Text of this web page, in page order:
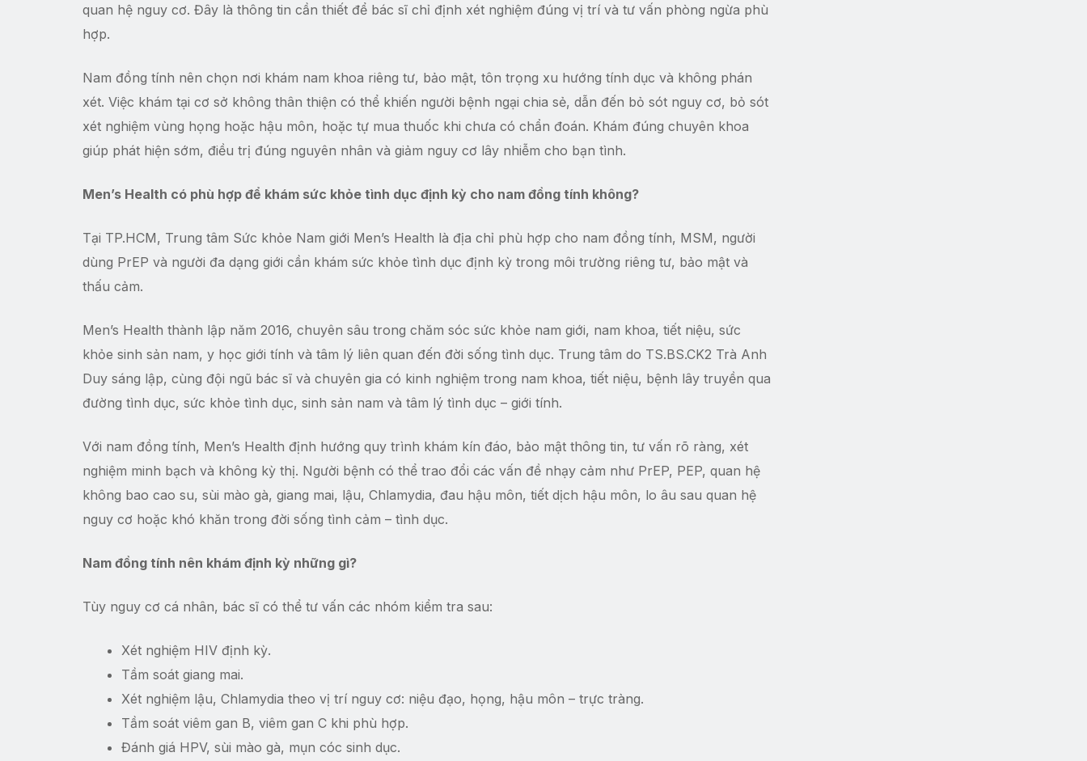
quan hệ nguy cơ. Đây là thông tin cần thiết để bác sĩ chỉ định xét nghiệm đúng vị trí và tư vấn phòng ngừa phù
hợp.
Nam đồng tính nên chọn nơi khám nam khoa riêng tư, bảo mật, tôn trọng xu hướng tính dục và không phán
xét. Việc khám tại cơ sở không thân thiện có thể khiến người bệnh ngại chia sẻ, dẫn đến bỏ sót nguy cơ, bỏ sót
xét nghiệm vùng họng hoặc hậu môn, hoặc tự mua thuốc khi chưa có chẩn đoán. Khám đúng chuyên khoa
giúp phát hiện sớm, điều trị đúng nguyên nhân và giảm nguy cơ lây nhiễm cho bạn tình.
Men’s Health có phù hợp để khám sức khỏe tình dục định kỳ cho nam đồng tính không?
Tại TP.HCM, Trung tâm Sức khỏe Nam giới Men’s Health là địa chỉ phù hợp cho nam đồng tính, MSM, người
dùng PrEP và người đa dạng giới cần khám sức khỏe tình dục định kỳ trong môi trường riêng tư, bảo mật và
thấu cảm.
Men’s Health thành lập năm 2016, chuyên sâu trong chăm sóc sức khỏe nam giới, nam khoa, tiết niệu, sức
khỏe sinh sản nam, y học giới tính và tâm lý liên quan đến đời sống tình dục. Trung tâm do TS.BS.CK2 Trà Anh
Duy sáng lập, cùng đội ngũ bác sĩ và chuyên gia có kinh nghiệm trong nam khoa, tiết niệu, bệnh lây truyền qua
đường tình dục, sức khỏe tình dục, sinh sản nam và tâm lý tình dục – giới tính.
Với nam đồng tính, Men’s Health định hướng quy trình khám kín đáo, bảo mật thông tin, tư vấn rõ ràng, xét
nghiệm minh bạch và không kỳ thị. Người bệnh có thể trao đổi các vấn đề nhạy cảm như PrEP, PEP, quan hệ
không bao cao su, sùi mào gà, giang mai, lậu, Chlamydia, đau hậu môn, tiết dịch hậu môn, lo âu sau quan hệ
nguy cơ hoặc khó khăn trong đời sống tình cảm – tình dục.
Nam đồng tính nên khám định kỳ những gì?
Tùy nguy cơ cá nhân, bác sĩ có thể tư vấn các nhóm kiểm tra sau:
Xét nghiệm HIV định kỳ.
Tầm soát giang mai.
Xét nghiệm lậu, Chlamydia theo vị trí nguy cơ: niệu đạo, họng, hậu môn – trực tràng.
Tầm soát viêm gan B, viêm gan C khi phù hợp.
Đánh giá HPV, sùi mào gà, mụn cóc sinh dục.